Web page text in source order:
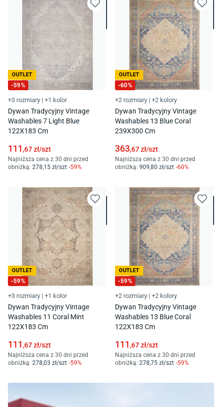
OUTLET
-59%
+3 rozmiary | +1 kolor
Dywan Tradycyjny Vintage
Washables 7 Light Blue
122X183 Cm
111 ,67zł/szt
Najniższa cena z 30 dni przed
obniżką: 278,15 zł/szt -59%
OUTLET
-60%
+2 rozmiary | +2 kolory
Dywan Tradycyjny Vintage
Washables 13 Blue Coral
239X300 Cm
363,67zł/szt
Najniższa cena z 30 dni przed
obniżką: 909,80 zł/szt -60%
OUTLET
-59%
+3 rozmiary | +1 kolor
Dywan Tradycyjny Vintage
Washables 11 Coral Mint
122X183 Cm
111 ,67zł/szt
Najniższa cena z 30 dni przed
obniżką: 278,03 zł/szt -59%
OUTLET
-59%
+2 rozmiary | +2 kolory
Dywan Tradycyjny Vintage
Washables 13 Blue Coral
122X183 Cm
111 ,67zł/szt
Najniższa cena z 30 dni przed
obniżką: 278,75 zł/szt -59%